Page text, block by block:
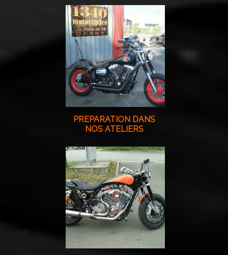
PREPARATION DANS
NOS ATELIERS